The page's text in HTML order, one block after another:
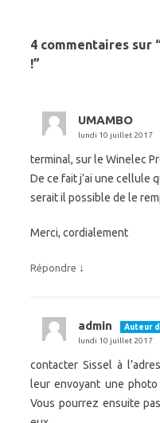
4 commentaires sur
!”
UMAMBO
lundi 10 juillet 2017
terminal, sur le Winelec
De ce fait j’ai une cellule
serait il possible de le
Merci, cordialement
Répondre ↓
admin
Auteur
lundi 10 juillet 2017
contacter Sissel à
leur envoyant une
Vous pourrez ensuite